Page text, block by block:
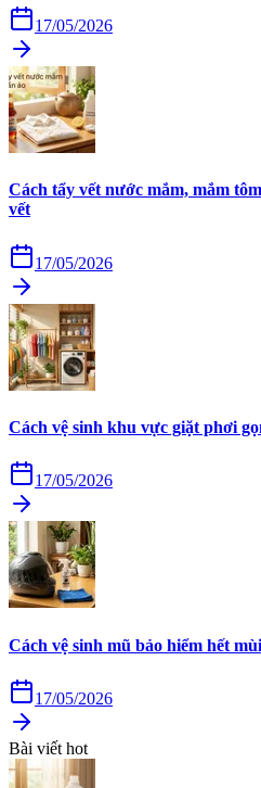
17/05/2026
Cách tẩy vết nước mắm, mắm
vết
17/05/2026
Cách vệ sinh khu vực giặt phơi
17/05/2026
Cách vệ sinh mũ bảo hiểm hết
17/05/2026
Bài viết hot